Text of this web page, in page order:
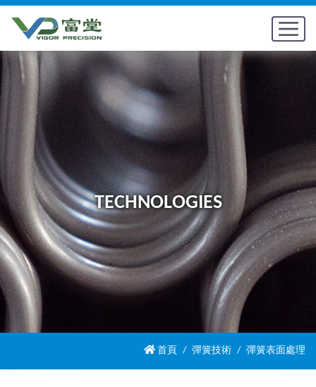
TECHNOLOGIES
首頁 彈簧技術 彈簧表面處理